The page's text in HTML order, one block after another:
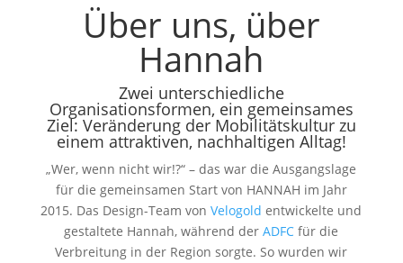
Über uns, über
Hannah
Zwei unterschiedliche
Organisationsformen, ein gemeinsames
Ziel: Veränderung der Mobilitätskultur zu
einem attraktiven, nachhaltigen Alltag!
„Wer, wenn nicht wir!?“ – das war die Ausgangslage
für die gemeinsamen Start von HANNAH im Jahr
2015. Das Design-Team vonVelogold entwickelte und
gestaltete Hannah, während derADFC für die
Verbreitung in der Region sorgte. So wurden wir